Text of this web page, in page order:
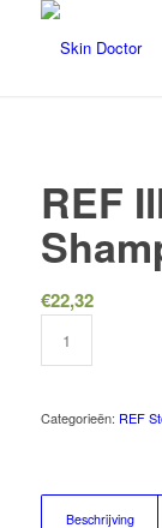
REF
€22,32
Categorieën: REF
Beschrijving